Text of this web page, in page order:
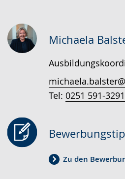
wechseln.
Deutscher
Gebärdensprache
wird
Michaela
Tel: 0251 591-3291
Zu den